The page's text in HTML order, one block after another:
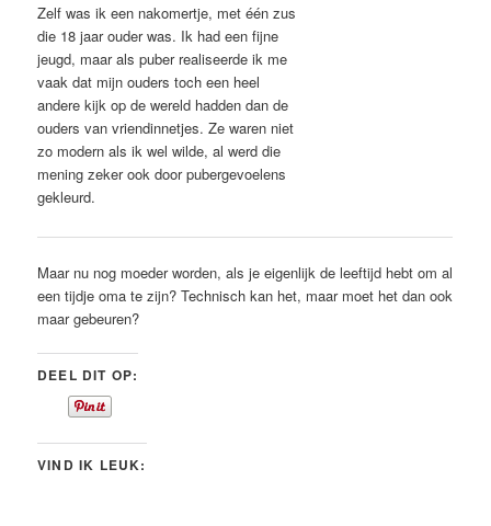
Zelf was ik een nakomertje, met één zus
die 18 jaar ouder was. Ik had een fijne
jeugd, maar als puber realiseerde ik me
vaak dat mijn ouders toch een heel
andere kijk op de wereld hadden dan de
ouders van vriendinnetjes. Ze waren niet
zo modern als ik wel wilde, al werd die
mening zeker ook door pubergevoelens
gekleurd.
Maar nu nog moeder worden, als je eigenlijk de leeftijd hebt om al
een tijdje oma te zijn? Technisch kan het, maar moet het dan ook
maar gebeuren?
DEEL DIT OP:
VIND IK LEUK: